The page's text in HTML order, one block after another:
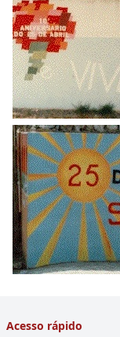
Acesso rápido